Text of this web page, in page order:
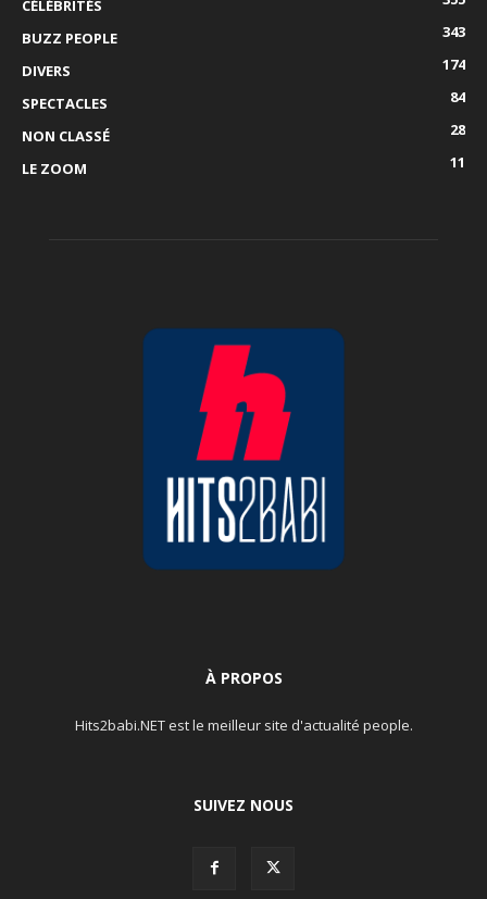
CÉLÉBRITÉS
BUZZ PEOPLE
343
DIVERS
174
SPECTACLES
84
NON CLASSÉ
28
LE ZOOM
11
À PROPOS
Hits2babi.NET est le meilleur site d'actualité people.
SUIVEZ NOUS